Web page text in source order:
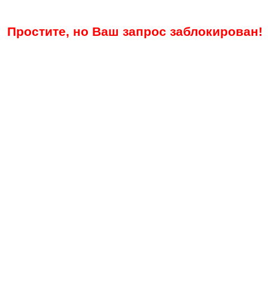
Простите, но Ваш запрос заблокирован!